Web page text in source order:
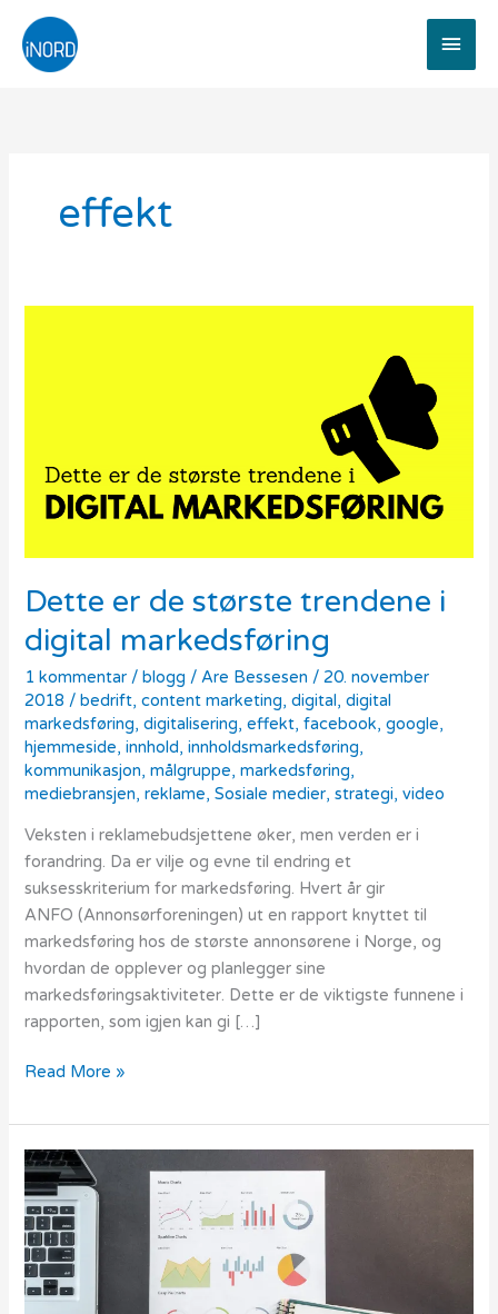
rett
effekt
Dette er de største trendene i
digital markedsføring
1 kommentar /blogg /Are Bessesen /20. november
2018 /bedrift,content marketing,digital,digital
markedsføring,digitalisering,effekt,facebook,google,
hjemmeside,innhold,innholdsmarkedsføring,
kommunikasjon,målgruppe,markedsføring,
mediebransjen,reklame,Sosiale medier,strategi,video
Veksten i reklamebudsjettene øker, men verden er i
forandring. Da er vilje og evne til endring et
suksesskriterium for markedsføring. Hvert år gir
ANFO (Annonsørforeningen) ut en rapport knyttet til
markedsføring hos de største annonsørene i Norge, og
hvordan de opplever og planlegger sine
markedsføringsaktiviteter. Dette er de viktigste funnene i
rapporten, som igjen kan gi […]
digital
markedsføring
Read More »
De
tre
T-
ene
i
innholdsmarkedsføring